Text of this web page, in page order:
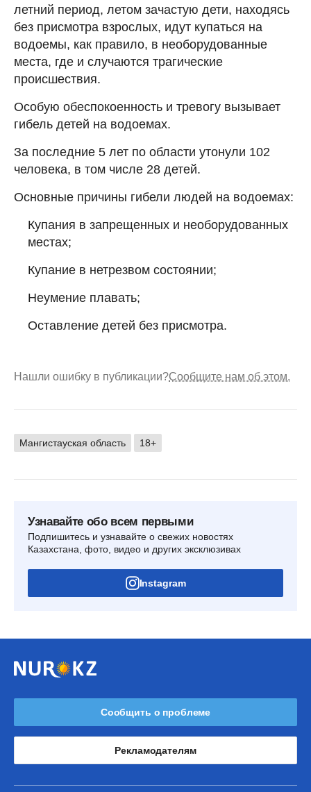
летний период, летом зачастую дети, находясь
без присмотра взрослых, идут купаться на
водоемы, как правило, в необорудованные
места, где и случаются трагические
происшествия.
Особую обеспокоенность и тревогу вызывает
гибель детей на водоемах.
За последние 5 лет по области утонули 102
человека, в том числе 28 детей.
Основные причины гибели людей на водоемах:
Купания в запрещенных и необорудованных
местах;
Купание в нетрезвом состоянии;
Неумение плавать;
Оставление детей без присмотра.
Нашли ошибку в публикации?Сообщите нам об этом.
Мангистауская область 18+
Узнавайте обо всем первыми
Подпишитесь и узнавайте о свежих новостях
Казахстана, фото, видео и других эксклюзивах
Instagram
Сообщить о проблеме
Рекламодателям